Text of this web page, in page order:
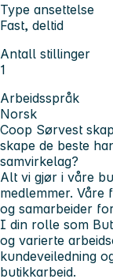
Type ansettelse
Fast, deltid
Antall stillinger
1
Arbeidsspråk
Norsk
Coop Sørvest
skape de beste
samvirkelag?
Alt vi gjør i våre
medlemmer. Våre
og samarbeider
I din rolle som
og varierte
kundeveiledning
butikkarbeid.